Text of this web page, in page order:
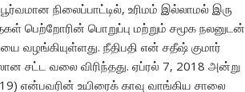
நிலைப்பாட்டில், உரிமம் இல்லாமல் இரு
பெற்றோரின் பொறுப்பு மற்றும் சமூக நலனுடன்
வழங்கியுள்ளது. நீதிபதி என் சதீஷ் குமார்
சட்ட வலை விரிந்தது. ஏப்ரல் 7, 2018 அன்று
என்பவரின் உயிரைக் காவு வாங்கிய சாலை